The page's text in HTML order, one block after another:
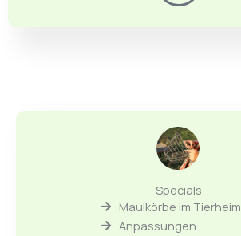
Specials
Maulkörbe im Tierheim
Anpassungen